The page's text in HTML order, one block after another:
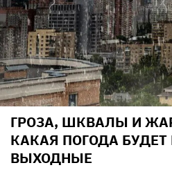
ГРОЗА, ШКВАЛЫ И
КАКАЯ ПОГОДА БУДЕТ
ВЫХОДНЫЕ